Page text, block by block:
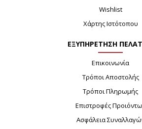
Wishlist
Χάρτης Ιστότοπου
ΕΞΥΠΗΡΕΤΗΣΗ
Επικοινωνία
Τρόποι Αποστολής
Τρόποι Πληρωμής
Επιστροφές
Ασφάλεια